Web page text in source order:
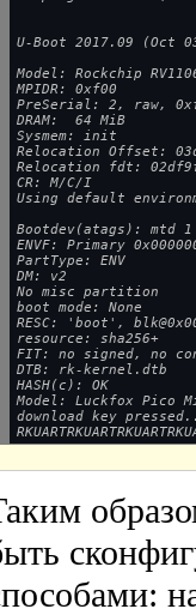
U-Boot 2017.09 (Oct
Model: Rockchip
MPIDR: 0xf00
PreSerial: 2, raw,
DRAM:  64 MiB
Sysmem: init
Relocation Offset:
Relocation fdt:
CR: M/C/I
Using default
Bootdev(atags): mtd 1
ENVF: Primary
PartType: ENV
DM: v2
No misc partition
boot mode: None
RESC: 'boot',
resource: sha256+
FIT: no signed, no
DTB: rk-kernel.dtb
HASH(c): OK
Model: Luckfox Pico
download key